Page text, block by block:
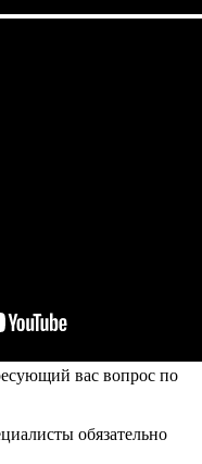
вас вопрос по
обязательно